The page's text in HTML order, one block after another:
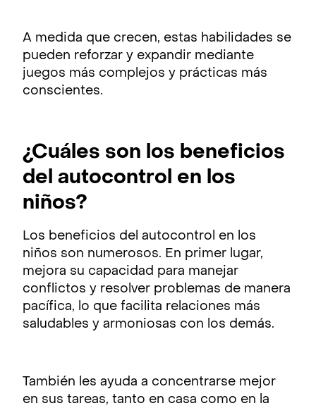
A medida que crecen, estas habilidades se
pueden reforzar y expandir mediante
juegos más complejos y prácticas más
conscientes.
¿Cuáles son los beneficios
del autocontrol en los
niños?
Los beneficios del autocontrol en los
niños son numerosos. En primer lugar,
mejora su capacidad para manejar
conflictos y resolver problemas de manera
pacífica, lo que facilita relaciones más
saludables y armoniosas con los demás.
También les ayuda a concentrarse mejor
en sus tareas, tanto en casa como en la